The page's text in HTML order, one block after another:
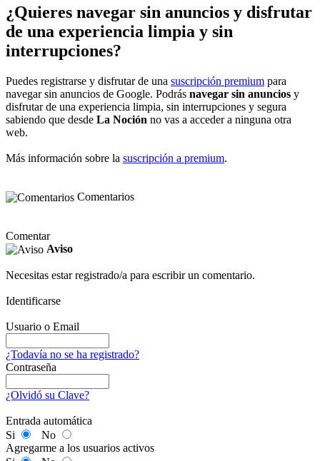
¿Quieres navegar sin anuncios y disfrutar
de una experiencia limpia y sin
interrupciones?
Puedes registrarse y disfrutar de una suscripción premium para
navegar sin anuncios de Google. Podrás navegar sin anuncios y
disfrutar de una experiencia limpia, sin interrupciones y segura
sabiendo que desde La Noción no vas a acceder a ninguna otra
web.
Más información sobre la suscripción a premium.
Comentarios
Comentar
Aviso
Necesitas estar registrado/a para escribir un comentario.
Identificarse
Usuario o Email
¿Todavía no se ha registrado?
Contraseña
¿Olvidó su Clave?
Entrada automática
Si
No
Agregarme a los usuarios activos